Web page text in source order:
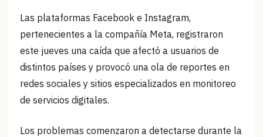
Las plataformas Facebook e Instagram,
pertenecientes a la compañía Meta, registraron
este jueves una caída que afectó a usuarios de
distintos países y provocó una ola de reportes en
redes sociales y sitios especializados en monitoreo
de servicios digitales.
Los problemas comenzaron a detectarse durante la